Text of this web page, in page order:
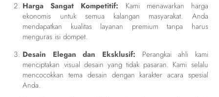
Harga Sangat Kompetitif: Kami menawarkan harga
ekonomis untuk semua kalangan masyarakat. Anda
mendapatkan kualitas layanan premium tanpa harus
menguras isi dompet.
Desain Elegan dan Eksklusif: Perangkai ahli kami
menciptakan visual desain yang tidak pasaran. Kami selalu
mencocokkan tema desain dengan karakter acara spesial
Anda.